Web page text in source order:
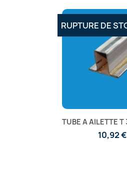
TUBE A AILETTE
10,92 €
RUPTURE DE